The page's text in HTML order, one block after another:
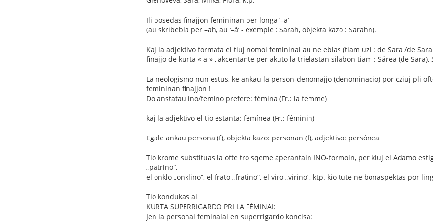
Ili posedas finajjon femininan per longa ‘–a’
(au skribebla per –ah, au ‘–â’ - exemple : Sarah, objekta kazo : Sarahn).
Kaj la adjektivo formata el tiuj nomoi femininai au ne eblas (tiam uzi : de Sara /de
finajjo de kurta « a » , akcentante per akuto la trielastan silabon tiam : Sárea (de Sara),
La neologismo nun estus, ke ankau la person-denomajjo (denominacio) por cziuj pli
femininan finajjon !
Do anstatau ino/femino prefere: fémina (Fr.: la femme)
kaj la adjektivo el tio estanta: femínea (Fr.: féminin)
Egale ankau persona (f), objekta kazo: personan (f), adjektivo: persónea
Tio krome substituas la ofte tro sqeme aperantain INO-formoin, per kiuj el Adamo
„patrino“,
el onklo „onklino“, el frato „fratino“, el viro „virino“, ktp. kio tute ne bonaspektas por
Tio kondukas al
KURTA SUPERRIGARDO PRI LA FÉMINAI:
Jen la personai feminalai en superrigardo koncisa: